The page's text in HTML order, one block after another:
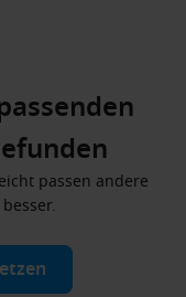
passen andere